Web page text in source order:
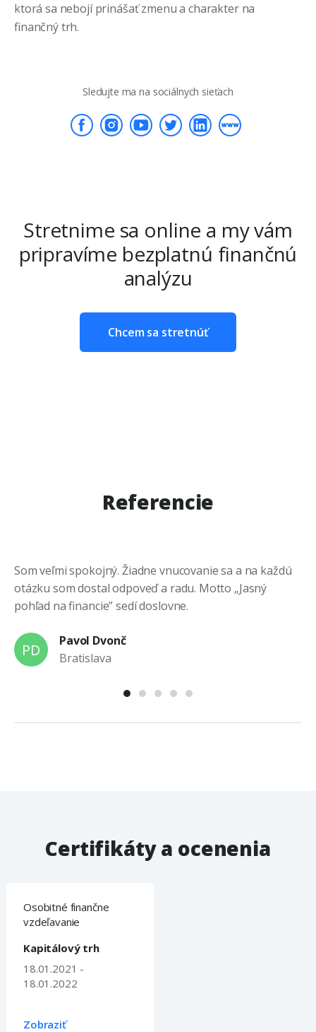
ktorá sa nebojí prinášať zmenu a charakter na
finančný trh.
Sledujte ma na sociálnych sieťach
Stretnime sa online a my vám
pripravíme bezplatnú finančnú
analýzu
Chcem sa stretnúť
Referencie
Som veľmi spokojný. Žiadne vnucovanie sa a na každú
otázku som dostal odpoveď a radu. Motto „Jasný
pohľad na financie” sedí doslovne.
PD
Pavol Dvonč
Bratislava
Certifikáty a ocenenia
Osobitné finančne
vzdeľavanie
Kapitálový trh
18.01.2021 -
18.01.2022
Zobraziť